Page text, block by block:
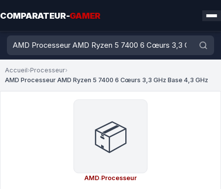
COMPARATEUR-GAMER
Accueil›Processeur›
AMD Processeur AMD Ryzen 5 7400 6 Cœurs 3,3 GHz Base 4,3 GHz
📦
AMD·Processeur